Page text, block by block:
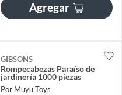
Agregar
GIBSONS
Rompecabezas Paraíso de
jardinería 1000 piezas
Por Muyu Toys